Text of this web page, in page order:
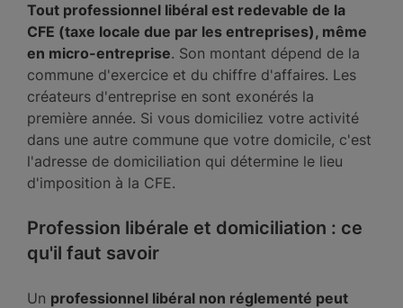
Tout professionnel libéral est redevable de la
CFE (taxe locale due par les entreprises), même
en micro-entreprise. Son montant dépend de la
commune d'exercice et du chiffre d'affaires. Les
créateurs d'entreprise en sont exonérés la
première année. Si vous domiciliez votre activité
dans une autre commune que votre domicile, c'est
l'adresse de domiciliation qui détermine le lieu
d'imposition à la CFE.
Profession libérale et domiciliation : ce
qu'il faut savoir
Un professionnel libéral non réglementé peut